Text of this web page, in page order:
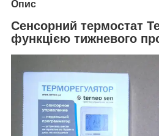
Опис
Сенсорний термостат
функцією тижневого